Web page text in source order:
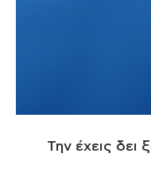
Την έχεις δει